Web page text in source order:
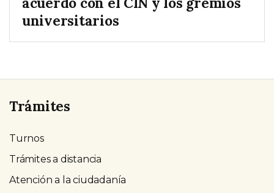
universitarios
Trámites
Turnos
Trámites a distancia
Atención a la ciudadanía